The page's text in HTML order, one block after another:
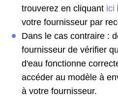
trouverez en cliquant ici
votre fournisseur par
Dans le cas contraire :
fournisseur de vérifier
d'eau fonctionne
accéder au modèle à
à votre fournisseur.